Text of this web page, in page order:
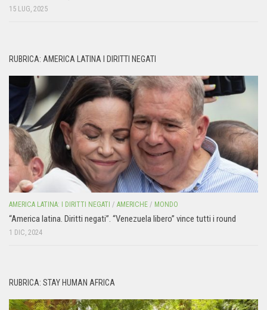
15 LUG, 2025
RUBRICA: AMERICA LATINA I DIRITTI NEGATI
AMERICA LATINA: I DIRITTI NEGATI / AMERICHE / MONDO
“America latina. Diritti negati”. “Venezuela libero” vince tutti i round
1 DIC, 2024
RUBRICA: STAY HUMAN AFRICA